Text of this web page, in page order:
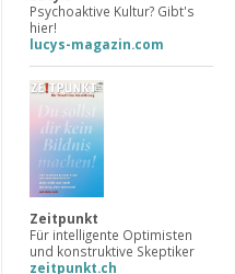
Psychoaktive Kultur? Gibt's
hier!
lucys-magazin.com
Zeitpunkt
Für intelligente Optimisten
und konstruktive Skeptiker
zeitpunkt.ch